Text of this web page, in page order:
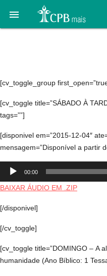

[cv_toggle_group
[cv_toggle title=”SÁBADO À
tags=””]
[disponivel em=”2015-12-04″
mensagem=”Disponível a partir
Tocador
áudio
00:00
BAIXAR ÁUDIO EM .ZIP
[/disponivel]
[/cv_toggle]
[cv_toggle title=”DOMINGO – A
humanidade (Ano Bíblico: 1